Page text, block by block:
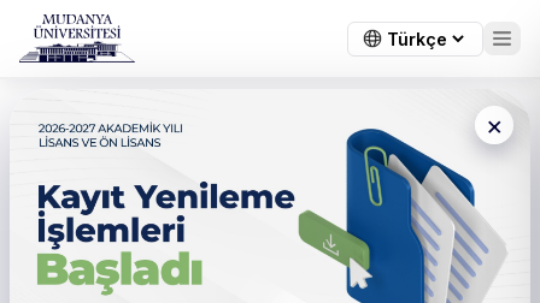
×
GUHEM Teknik Gezisi